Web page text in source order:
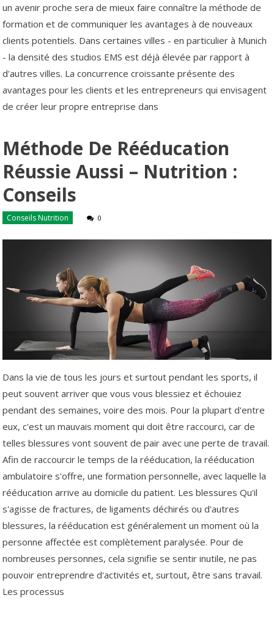
un avenir proche sera de mieux faire connaître la méthode de
formation et de communiquer les avantages à de nouveaux
clients potentiels. Dans certaines villes - en particulier à Munich
- la densité des studios EMS est déjà élevée par rapport à
d'autres villes. La concurrence croissante présente des
avantages pour les clients et les entrepreneurs qui envisagent
de créer leur propre entreprise dans
Méthode De Rééducation
Réussie Aussi – Nutrition :
Conseils
Conseils Nutrition 0
Dans la vie de tous les jours et surtout pendant les sports, il
peut souvent arriver que vous vous blessiez et échouiez
pendant des semaines, voire des mois. Pour la plupart d'entre
eux, c'est un mauvais moment qui doit être raccourci, car de
telles blessures vont souvent de pair avec une perte de travail.
Afin de raccourcir le temps de la rééducation, la rééducation
ambulatoire s'offre, une formation personnelle, avec laquelle la
rééducation arrive au domicile du patient. Les blessures Qu'il
s'agisse de fractures, de ligaments déchirés ou d'autres
blessures, la rééducation est généralement un moment où la
personne affectée est complètement paralysée. Pour de
nombreuses personnes, cela signifie se sentir inutile, ne pas
pouvoir entreprendre d'activités et, surtout, être sans travail.
Les processus